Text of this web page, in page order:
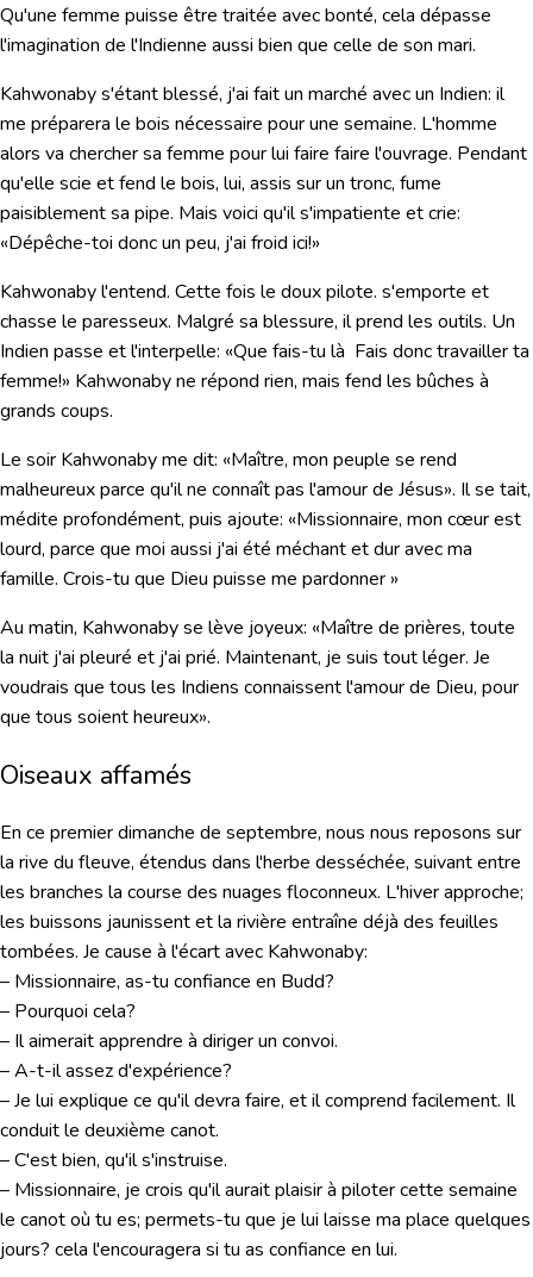
Qu'une femme puisse être traitée avec bonté, cela dépasse
l'imagination de l'Indienne aussi bien que celle de son mari.
Kahwonaby s'étant blessé, j'ai fait un marché avec un Indien: il
me préparera le bois nécessaire pour une semaine. L'homme
alors va chercher sa femme pour lui faire faire l'ouvrage. Pendant
qu'elle scie et fend le bois, lui, assis sur un tronc, fume
paisiblement sa pipe. Mais voici qu'il s'impatiente et crie:
«Dépêche-toi donc un peu, j'ai froid ici!»
Kahwonaby l'entend. Cette fois le doux pilote. s'emporte et
chasse le paresseux. Malgré sa blessure, il prend les outils. Un
Indien passe et l'interpelle: «Que fais-tu là Fais donc travailler ta
femme!» Kahwonaby ne répond rien, mais fend les bûches à
grands coups.
Le soir Kahwonaby me dit: «Maître, mon peuple se rend
malheureux parce qu'il ne connaît pas l'amour de Jésus». Il se tait,
médite profondément, puis ajoute: «Missionnaire, mon cœur est
lourd, parce que moi aussi j'ai été méchant et dur avec ma
famille. Crois-tu que Dieu puisse me pardonner »
Au matin, Kahwonaby se lève joyeux: «Maître de prières, toute
la nuit j'ai pleuré et j'ai prié. Maintenant, je suis tout léger. Je
voudrais que tous les Indiens connaissent l'amour de Dieu, pour
que tous soient heureux».
Oiseaux affamés
En ce premier dimanche de septembre, nous nous reposons sur
la rive du fleuve, étendus dans l'herbe desséchée, suivant entre
les branches la course des nuages floconneux. L'hiver approche;
les buissons jaunissent et la rivière entraîne déjà des feuilles
tombées. Je cause à l'écart avec Kahwonaby:
– Missionnaire, as-tu confiance en Budd?
– Pourquoi cela?
– Il aimerait apprendre à diriger un convoi.
– A-t-il assez d'expérience?
– Je lui explique ce qu'il devra faire, et il comprend facilement. Il
conduit le deuxième canot.
– C'est bien, qu'il s'instruise.
– Missionnaire, je crois qu'il aurait plaisir à piloter cette semaine
le canot où tu es; permets-tu que je lui laisse ma place quelques
jours? cela l'encouragera si tu as confiance en lui.